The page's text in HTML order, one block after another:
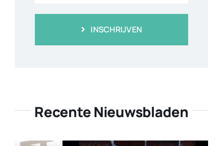
INSCHRIJVEN
Recente Nieuwsbladen